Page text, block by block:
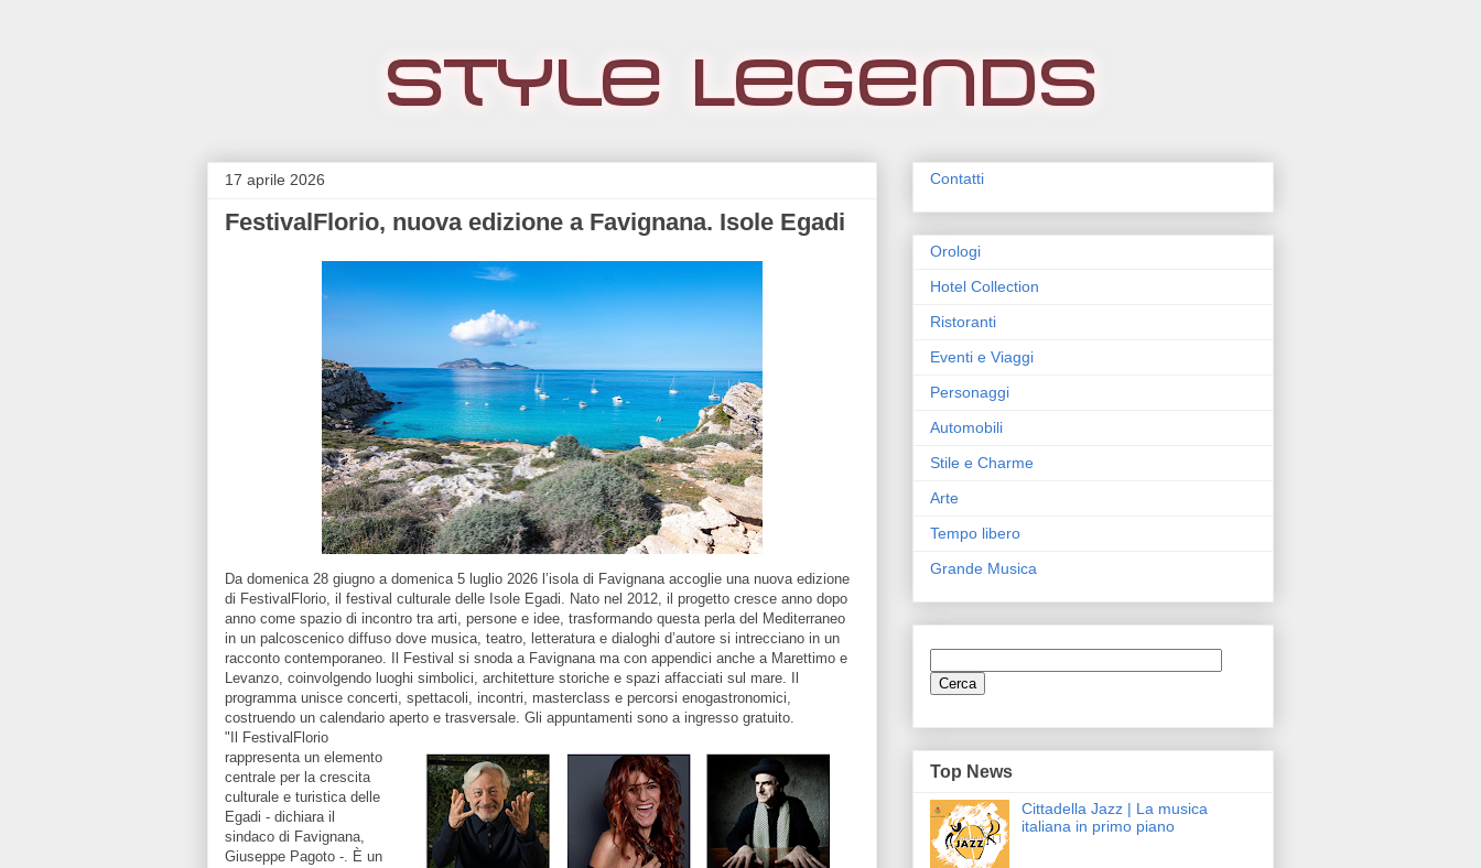
17 aprile 2026
FestivalFlorio, nuova edizione a Favignana. Isole Egadi
Da domenica 28 giugno a domenica 5 luglio 2026 l’isola di Favignana accoglie una nuova edizione
di FestivalFlorio, il festival culturale delle Isole Egadi. Nato nel 2012, il progetto cresce anno dopo
anno come spazio di incontro tra arti, persone e idee, trasformando questa perla del Mediterraneo
in un palcoscenico diffuso dove musica, teatro, letteratura e dialoghi d’autore si intrecciano in un
racconto contemporaneo. Il Festival si snoda a Favignana ma con appendici anche a Marettimo e
Levanzo, coinvolgendo luoghi simbolici, architetture storiche e spazi affacciati sul mare. Il
programma unisce concerti, spettacoli, incontri, masterclass e percorsi enogastronomici,
costruendo un calendario aperto e trasversale. Gli appuntamenti sono a ingresso gratuito.
"Il FestivalFlorio
rappresenta un elemento
centrale per la crescita
culturale e turistica delle
Egadi - dichiara il
sindaco di Favignana,
Giuseppe Pagoto -. È un
Contatti
Orologi
Hotel Collection
Ristoranti
Eventi e Viaggi
Personaggi
Automobili
Stile e Charme
Arte
Tempo libero
Grande Musica
Top News
Cittadella Jazz | La musica
italiana in primo piano